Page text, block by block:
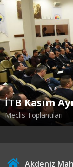
İTB Kasım
Meclis Toplantıları
Akdeniz